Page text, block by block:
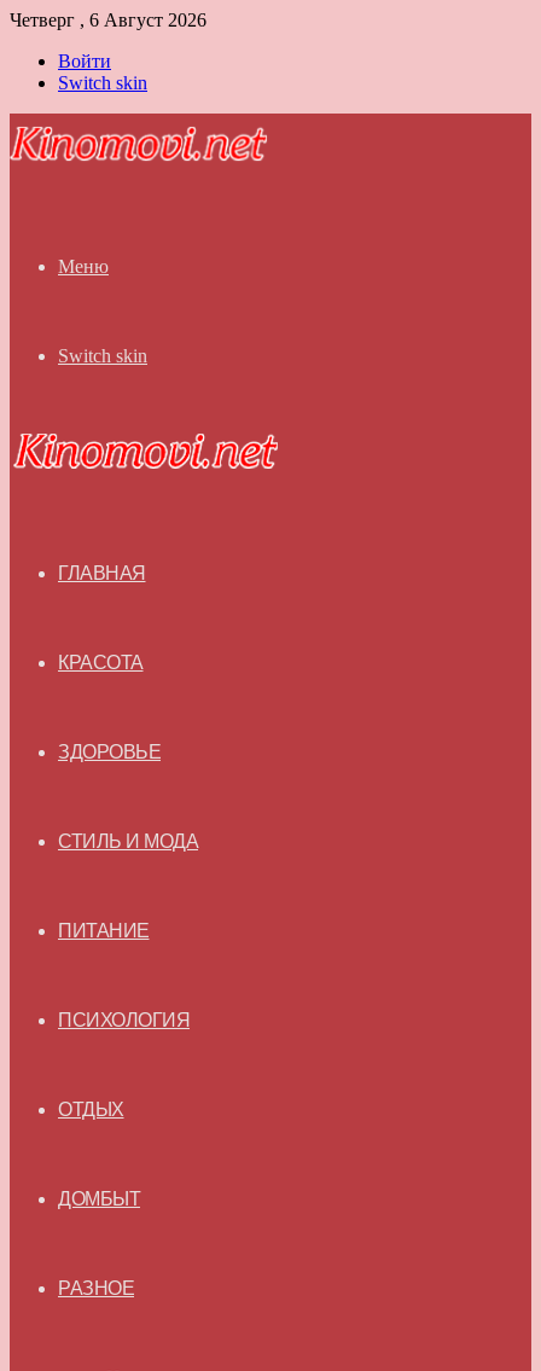
Четверг , 6 Август 2026
Войти
Switch skin
Меню
Switch skin
ГЛАВНАЯ
КРАСОТА
ЗДОРОВЬЕ
СТИЛЬ И МОДА
ПИТАНИЕ
ПСИХОЛОГИЯ
ОТДЫХ
ДОМБЫТ
РАЗНОЕ